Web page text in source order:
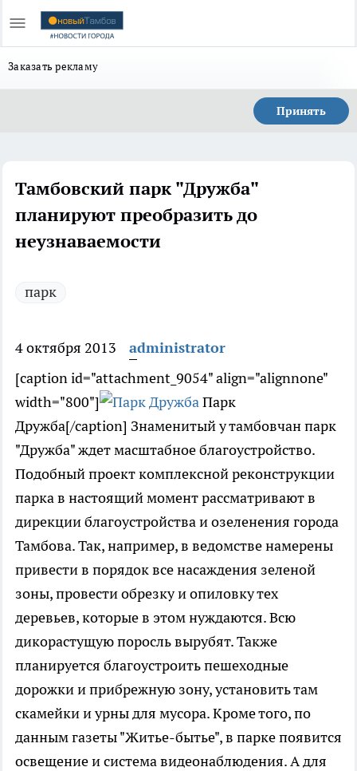
Заказать рекламу
Принять
Тамбовский парк "Дружба"
планируют преобразить до
неузнаваемости
парк
4 октября 2013
administrator
[caption id="attachment_9054" align="alignnone"
width="800"]
Парк
Дружба[/caption] Знаменитый у тамбовчан парк
"Дружба" ждет масштабное благоустройство.
Подобный проект комплексной реконструкции
парка в настоящий момент рассматривают в
дирекции благоустройства и озеленения города
Тамбова. Так, например, в ведомстве намерены
привести в порядок все насаждения зеленой
зоны, провести обрезку и опиловку тех
деревьев, которые в этом нуждаются. Всю
дикорастущую поросль вырубят. Также
планируется благоустроить пешеходные
дорожки и прибрежную зону, установить там
скамейки и урны для мусора. Кроме того, по
данным газеты "Житье-бытье", в парке появится
освещение и система видеонаблюдения. А для